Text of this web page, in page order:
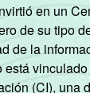
en un
de su tipo
de la
(CI), una